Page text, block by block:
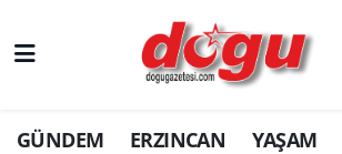
GÜNDEM ERZINCAN YAŞAM
ERZINCAN
GÜNDEM